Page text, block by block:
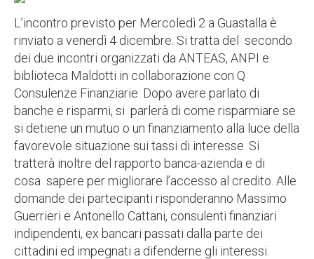
L’incontro previsto per Mercoledì 2 a Guastalla è
rinviato a venerdì 4 dicembre. Si tratta del secondo
dei due incontri organizzati da ANTEAS, ANPI e
biblioteca Maldotti in collaborazione con Q
Consulenze Finanziarie. Dopo avere parlato di
banche e risparmi, si parlerà di come risparmiare se
si detiene un mutuo o un finanziamento alla luce della
favorevole situazione sui tassi di interesse. Si
tratterà inoltre del rapporto banca-azienda e di
cosa sapere per migliorare l’accesso al credito. Alle
domande dei partecipanti risponderanno Massimo
Guerrieri e Antonello Cattani, consulenti finanziari
indipendenti, ex bancari passati dalla parte dei
cittadini ed impegnati a difenderne gli interessi.